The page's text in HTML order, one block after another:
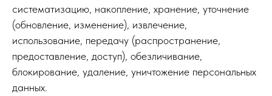
систематизацию, накопление, хранение, уточнение
(обновление, изменение), извлечение,
использование, передачу (распространение,
предоставление, доступ), обезличивание,
блокирование, удаление, уничтожение персональных
данных.